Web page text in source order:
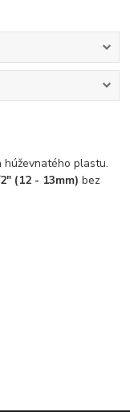
húževnatého plastu.
(12 - 13mm) bez